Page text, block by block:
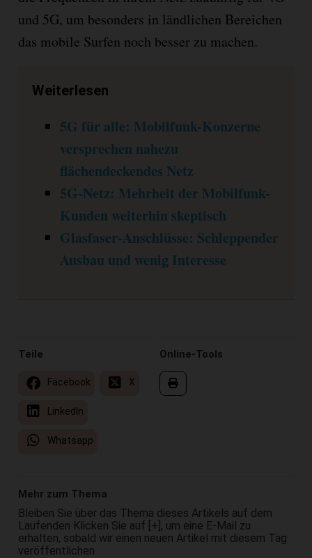
und 5G, um besonders in ländlichen Bereichen
das mobile Surfen noch besser zu machen.
Weiterlesen
5G für alle: Mobilfunk-Konzerne
versprechen nahezu
flächendeckendes Netz
5G-Netz: Mehrheit der Mobilfunk-
Kunden weiterhin skeptisch
Glasfaser-Anschlüsse: Schleppender
Ausbau und wenig Interesse
Online-Tools
Teile
Facebook X
LinkedIn
Whatsapp
Mehr zum Thema
Bleiben Sie über das Thema dieses Artikels auf dem
Laufenden Klicken Sie auf [+], um eine E-Mail zu
erhalten, sobald wir einen neuen Artikel mit diesem Tag
veröffentlichen